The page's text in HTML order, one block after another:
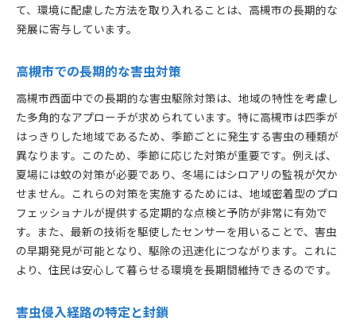
て、環境に配慮した方法を取り入れることは、高槻市の長期的な
発展に寄与しています。
高槻市での長期的な害虫対策
高槻市西面中での長期的な害虫駆除対策は、地域の特性を考慮し
た多角的なアプローチが求められています。特に高槻市は四季が
はっきりした地域であるため、季節ごとに発生する害虫の種類が
異なります。このため、季節に応じた対策が重要です。例えば、
夏場には蚊の対策が必要であり、冬場にはシロアリの監視が欠か
せません。これらの対策を実施するためには、地域密着型のプロ
フェッショナルが提供する定期的な点検と予防が非常に有効で
す。また、最新の技術を駆使したセンサーを用いることで、害虫
の早期発見が可能となり、駆除の迅速化につながります。これに
より、住民は安心して暮らせる環境を長期間維持できるのです。
害虫侵入経路の特定と封鎖